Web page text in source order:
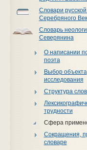
Словари
Серебряного
Словарь
Северянина
О написании
поэта
Выбор объекта
исследования
Структура
трудности
Сфера
Сокращения,
словаре